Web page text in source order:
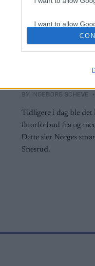
I want to allow
authentication
BY INGEBORG SCHEVE
Tidligere i dag ble
fluorforbud fra og
Dette sier Norges
Snesrud.